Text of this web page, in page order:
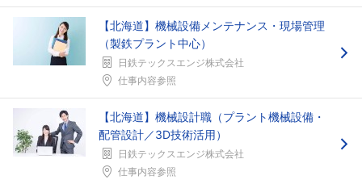
【北海道】機械設備メンテナンス・現場管理
（製鉄プラント中心）
日鉄テックスエンジ株式会社
仕事内容参照
【北海道】機械設計職（プラント機械設備・
配管設計／3D技術活用）
日鉄テックスエンジ株式会社
仕事内容参照